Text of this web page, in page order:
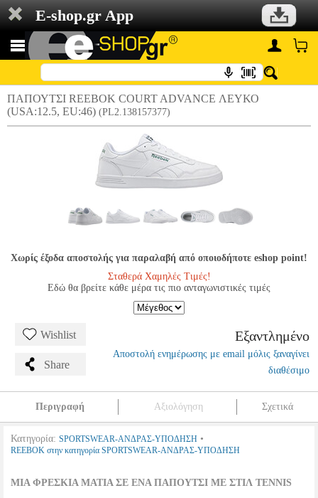
E-shop.gr App
ΠΑΠΟΥΤΣΙ REEBOK COURT ADVANCE ΛΕΥΚΟ
(USA:12.5, EU:46) (PL2.138157377)
Χωρίς έξοδα αποστολής για παραλαβή από οποιοδήποτε eshop point!
Σταθερά Χαμηλές Τιμές!
Εδώ θα βρείτε κάθε μέρα τις πιο ανταγωνιστικές τιμές
Wishlist
Share
Εξαντλημένο
Αποστολή ενημέρωσης με email μόλις ξαναγίνει
διαθέσιμο
Περιγραφή Αξιολόγηση Σχετικά
Κατηγορία: SPORTSWEAR-ΑΝΔΡΑΣ-ΥΠΟΔΗΣΗ •
REEBOK στην κατηγορία SPORTSWEAR-ΑΝΔΡΑΣ-ΥΠΟΔΗΣΗ
ΜΙΑ ΦΡΕΣΚΙΑ ΜΑΤΙΑ ΣΕ ΕΝΑ ΠΑΠΟΥΤΣΙ ΜΕ ΣΤΙΛ TENNIS